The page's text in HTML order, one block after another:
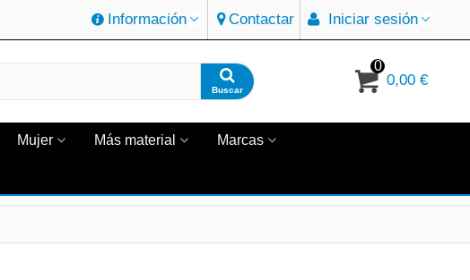
Información Contactar Iniciar sesión
Buscar
0
0,00 €
Mujer Más material Marcas